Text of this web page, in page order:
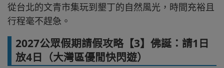
從台北的文青市集玩到墾丁的自然風光，時間充裕且
行程毫不趕急。
2027公眾假期請假攻略【3】佛誕：請1日
放4日（大灣區優閒快閃遊）